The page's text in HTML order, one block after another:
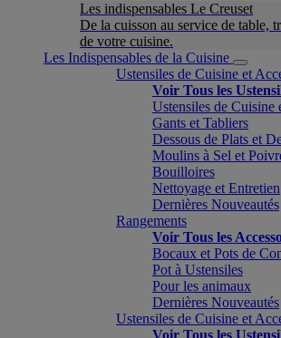
Les indispensables Le Creuset
De la cuisson au service de table,
de votre cuisine.
Les Indispensables de la Cuisine
Ustensiles de Cuisine et
Voir Tous les
Ustensiles de Cuisine
Gants et Tabliers
Dessous de Plats et
Moulins à Sel et
Bouilloires
Nettoyage et Entretien
Dernières Nouveautés
Rangements
Voir Tous les
Bocaux et Pots de
Pot à Ustensiles
Pour les animaux
Dernières Nouveautés
Ustensiles de Cuisine et
Voir Tous les